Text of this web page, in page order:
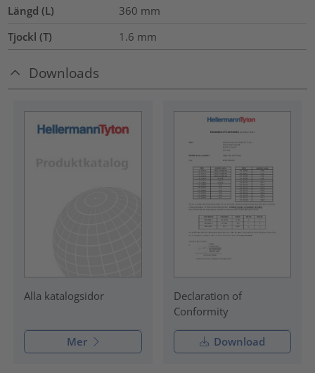
Längd (L) 360 mm
Tjockl (T)
1.6 mm
Downloads
Alla katalogsidor
Mer
Declaration of
Conformity
Download